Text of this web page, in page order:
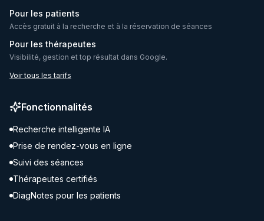
Pour les patients
Accès gratuit à la recherche et à la réservation de séances
Pour les thérapeutes
Visibilité, gestion et top résultat dans Google.
Voir tous les tarifs
Fonctionnalités
Recherche intelligente IA
Prise de rendez-vous en ligne
Suivi des séances
Thérapeutes certifiés
DiagNotes pour les patients